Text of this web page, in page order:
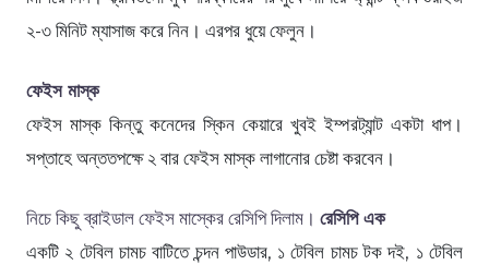
২-৩ মিনিট ম্যাসাজ করে নিন। এরপর ধুয়ে ফেলুন।
ফেইস মাস্ক
ফেইস মাস্ক কিন্তু কনেদের স্কিন কেয়ারে খুবই ইম্পরট্যান্ট একটা ধাপ।
সপ্তাহে অন্ততপক্ষে ২ বার ফেইস মাস্ক লাগানোর চেষ্টা করবেন।
নিচে কিছু ব্রাইডাল ফেইস মাস্কের রেসিপি দিলাম। রেসিপি এক
একটি ২ টেবিল চামচ বাটিতে চন্দন পাউডার, ১ টেবিল চামচ টক দই, ১ টেবিল